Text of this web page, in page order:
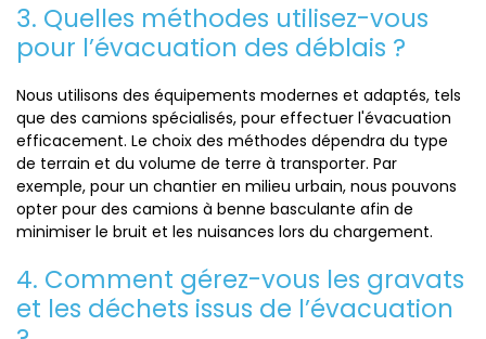
3. Quelles méthodes utilisez-vous
pour l’évacuation des déblais ?
Nous utilisons des équipements modernes et adaptés, tels
que des camions spécialisés, pour effectuer l'évacuation
efficacement. Le choix des méthodes dépendra du type
de terrain et du volume de terre à transporter. Par
exemple, pour un chantier en milieu urbain, nous pouvons
opter pour des camions à benne basculante afin de
minimiser le bruit et les nuisances lors du chargement.
4. Comment gérez-vous les gravats
et les déchets issus de l’évacuation